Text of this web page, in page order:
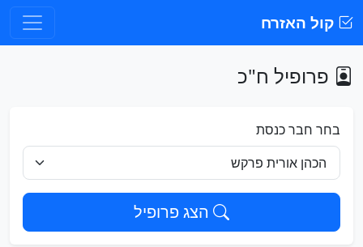
קול האזרח
פרופיל ח"כ
בחר חבר כנסת
הצג פרופיל